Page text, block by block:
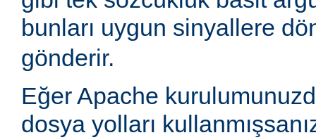
bunları uygun sinyallere
gönderir.
Eğer Apache
dosya yolları